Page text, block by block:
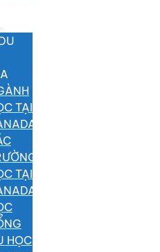
TẠI
TẠI
HỌC